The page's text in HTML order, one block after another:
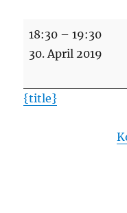
Spiel
beim
Römstedt
II
18:30 –19:30
30. April 2019
{title}